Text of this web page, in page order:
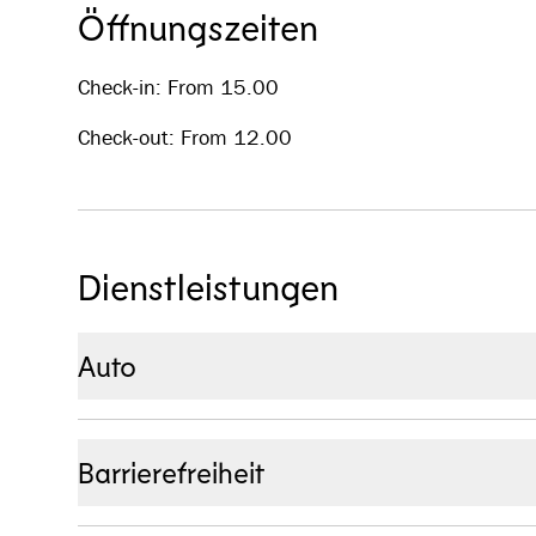
Öffnungszeiten
Check-in: From 15.00
Check-out: From 12.00
Dienstleistungen
Auto
Elektroautos:
2 Porsche-Ladestationen, 2 Tesla-
sowie Steckdosen vorhanden. Das Laden ist für
Barrierefreiheit